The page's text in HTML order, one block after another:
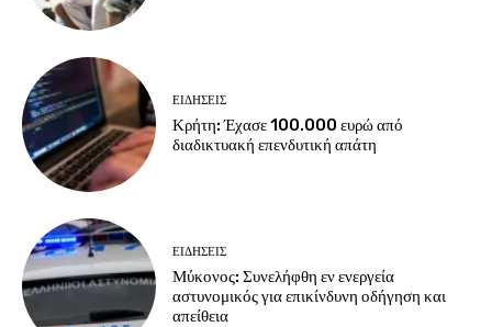
ΕΙΔΗΣΕΙΣ
Κρήτη: Έχασε 100.000 ευρώ από
διαδικτυακή επενδυτική απάτη
ΕΙΔΗΣΕΙΣ
Μύκονος: Συνελήφθη εν ενεργεία
αστυνομικός για επικίνδυνη οδήγηση και
απείθεια